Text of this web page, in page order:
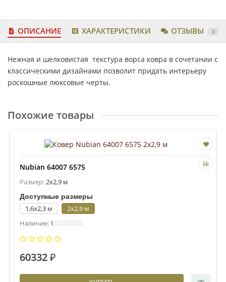
ОПИСАНИЕ ХАРАКТЕРИСТИКИ ОТЗЫВЫ 0
Нежная и шелковистая текстура ворса ковра в сочетании с
классическими дизайнами позволит придать интерьеру
роскошные люксовые черты.
Похожие товары
Nubian 64007 6575
Размер:2x2,9 м
Доступные размеры
1,6x2,3 м 2x2,9 м
60332 ₽